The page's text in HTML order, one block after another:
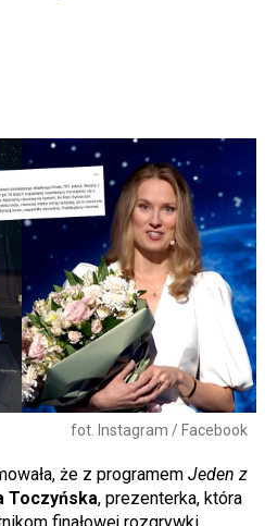
fot. Instagram / Facebook
że z programem Jeden z
Toczyńska, prezenterka, która